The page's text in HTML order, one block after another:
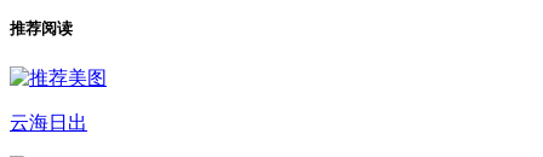
推荐阅读
云海日出